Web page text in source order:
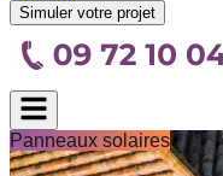
Simuler votre projet
Panneaux solaires